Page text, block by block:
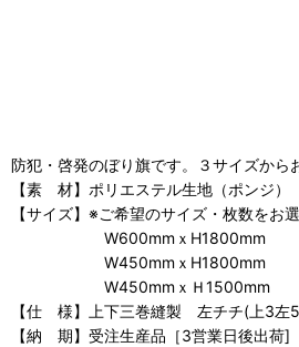
防犯・啓発のぼり旗です。３サイズから
【素 材】ポリエステル生地（ポンジ）
【サイズ】※ご希望のサイズ・枚
W600mmｘ
W450mmｘH1800mm
W450mmｘＨ1500mm
【仕 様】上下三巻縫製 左チチ(上3左
【納 期】受注生産品［3営業日後出荷]